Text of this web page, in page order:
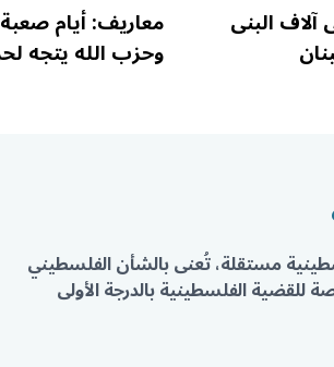
البنى معاريف: أيام
وحزب الله يتجه
مستقلة، تُعنى بالشأن الفلسطيني
للقضية الفلسطينية بالدرجة الأولى